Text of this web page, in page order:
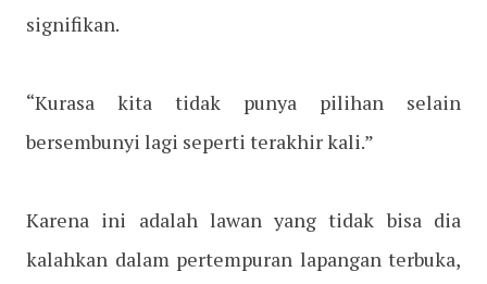
signifikan.
“Kurasa kita tidak punya pilihan selain
bersembunyi lagi seperti terakhir kali.”
Karena ini adalah lawan yang tidak bisa dia
kalahkan dalam pertempuran lapangan terbuka,